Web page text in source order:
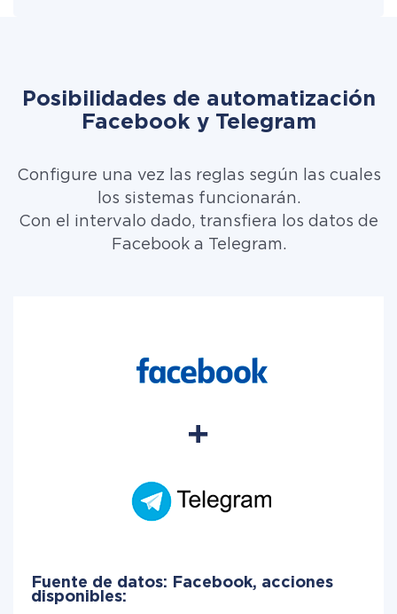
Posibilidades de automatización
Facebook y Telegram
Configure una vez las reglas según las cuales
los sistemas funcionarán.
Con el intervalo dado, transfiera los datos de
Facebook a Telegram.
Fuente de datos: Facebook, acciones
disponibles: